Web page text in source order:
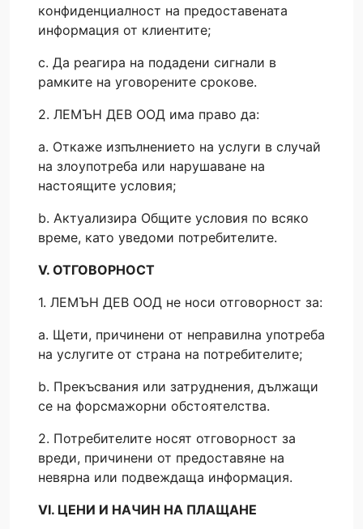
конфиденциалност на предоставената
информация от клиентите;
c. Да реагира на подадени сигнали в
рамките на уговорените срокове.
2. ЛЕМЪН ДЕВ ООД има право да:
a. Откаже изпълнението на услуги в случай
на злоупотреба или нарушаване на
настоящите условия;
b. Актуализира Общите условия по всяко
време, като уведоми потребителите.
V. ОТГОВОРНОСТ
1. ЛЕМЪН ДЕВ ООД не носи отговорност за:
a. Щети, причинени от неправилна употреба
на услугите от страна на потребителите;
b. Прекъсвания или затруднения, дължащи
се на форсмажорни обстоятелства.
2. Потребителите носят отговорност за
вреди, причинени от предоставяне на
невярна или подвеждаща информация.
VI. ЦЕНИ И НАЧИН НА ПЛАЩАНЕ